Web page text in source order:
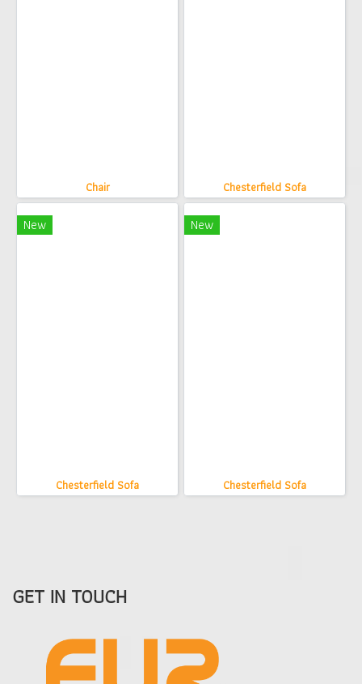
Chair Chesterfield Sofa
New
Chesterfield Sofa
New
Chesterfield Sofa
GET IN TOUCH